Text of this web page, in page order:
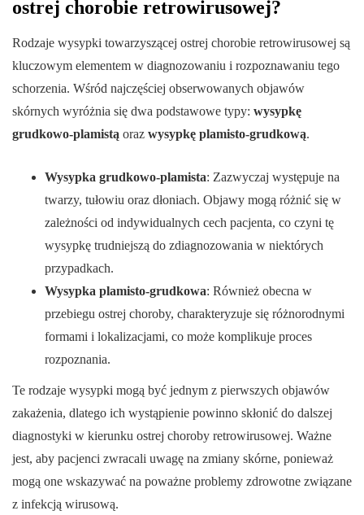
ostrej chorobie retrowirusowej?
Rodzaje wysypki towarzyszącej ostrej chorobie retrowirusowej są
kluczowym elementem w diagnozowaniu i rozpoznawaniu tego
schorzenia. Wśród najczęściej obserwowanych objawów
skórnych wyróżnia się dwa podstawowe typy: wysypkę
grudkowo-plamistą oraz wysypkę plamisto-grudkową.
Wysypka grudkowo-plamista: Zazwyczaj występuje na
twarzy, tułowiu oraz dłoniach. Objawy mogą różnić się w
zależności od indywidualnych cech pacjenta, co czyni tę
wysypkę trudniejszą do zdiagnozowania w niektórych
przypadkach.
Wysypka plamisto-grudkowa: Również obecna w
przebiegu ostrej choroby, charakteryzuje się różnorodnymi
formami i lokalizacjami, co może komplikuje proces
rozpoznania.
Te rodzaje wysypki mogą być jednym z pierwszych objawów
zakażenia, dlatego ich wystąpienie powinno skłonić do dalszej
diagnostyki w kierunku ostrej choroby retrowirusowej. Ważne
jest, aby pacjenci zwracali uwagę na zmiany skórne, ponieważ
mogą one wskazywać na poważne problemy zdrowotne związane
z infekcją wirusową.